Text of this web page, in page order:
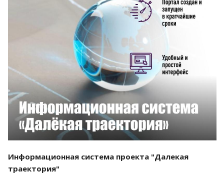
Смотреть проект
Информационная система проекта "Далекая
траектория"